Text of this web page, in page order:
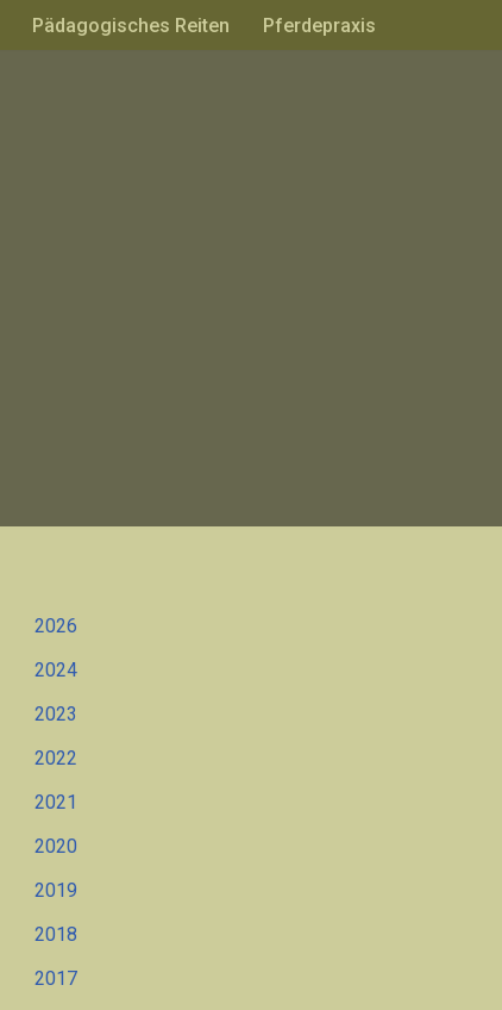
Pädagogisches Reiten Pferdepraxis
2026
2024
2023
2022
2021
2020
2019
2018
2017